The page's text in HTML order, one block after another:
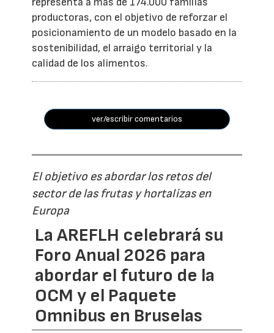
productoras, con el objetivo de reforzar el
posicionamiento de un modelo basado en la
sostenibilidad, el arraigo territorial y la
calidad de los alimentos.
ver/escribir comentarios
El objetivo es abordar los retos del
sector de las frutas y hortalizas en
Europa
La AREFLH celebrará su
Foro Anual 2026 para
abordar el futuro de la
OCM y el Paquete
Omnibus en Bruselas